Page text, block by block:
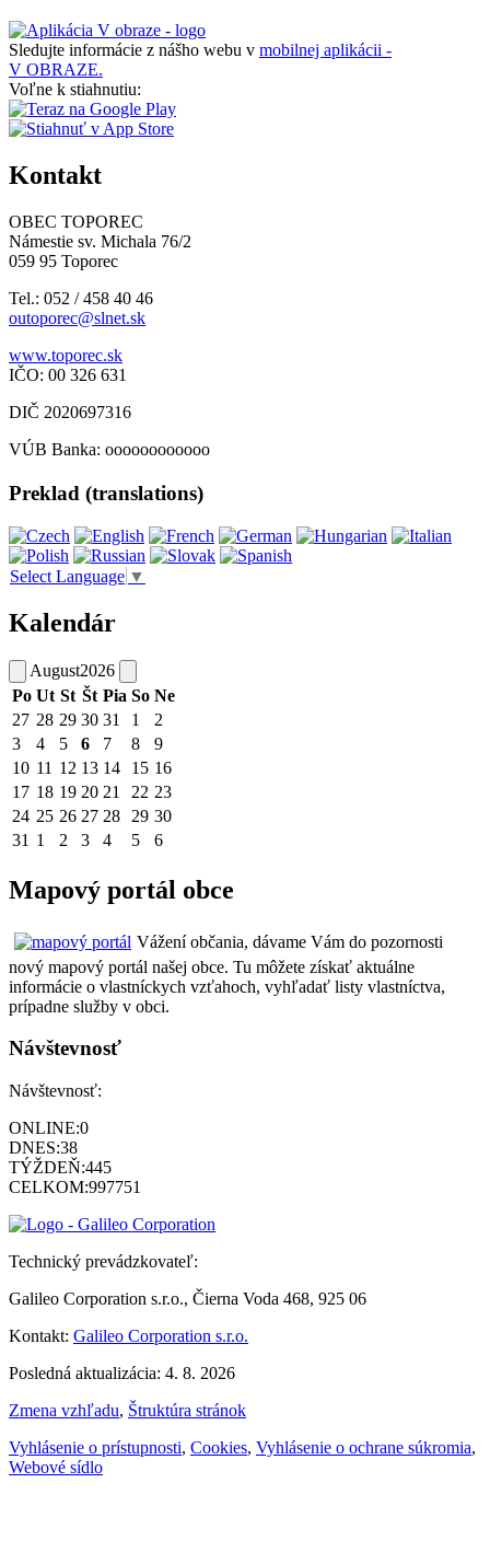
Sledujte informácie z nášho webu v mobilnej aplikácii -
V OBRAZE.
Voľne k stiahnutiu:
Kontakt
OBEC TOPOREC
Námestie sv. Michala 76/2
059 95 Toporec
Tel.: 052 / 458 40 46
outoporec@slnet.sk
www.toporec.sk
IČO: 00 326 631
DIČ 2020697316
VÚB Banka: oooooooooooo
Preklad (translations)
Select Language ▼
Kalendár
August2026
Po Ut St Št Pia So Ne
27 28 29 30 31 1
2
3
4 5 6 7 8
9
10 11 12 13 14 15 16
17 18 19 20 21 22 23
24 25 26 27 28 29 30
31 1 2 3 4 5 6
Mapový portál obce
Vážení občania, dávame Vám do pozornosti
nový mapový portál našej obce. Tu môžete získať aktuálne
informácie o vlastníckych vzťahoch, vyhľadať listy vlastníctva,
prípadne služby v obci.
Návštevnosť
Návštevnosť:
ONLINE:0
DNES:38
TÝŽDEŇ:445
CELKOM:997751
Technický prevádzkovateľ:
Galileo Corporation s.r.o., Čierna Voda 468, 925 06
Kontakt: Galileo Corporation s.r.o.
Posledná aktualizácia: 4. 8. 2026
Zmena vzhľadu, Štruktúra stránok
Vyhlásenie o prístupnosti, Cookies, Vyhlásenie o ochrane súkromia,
Webové sídlo